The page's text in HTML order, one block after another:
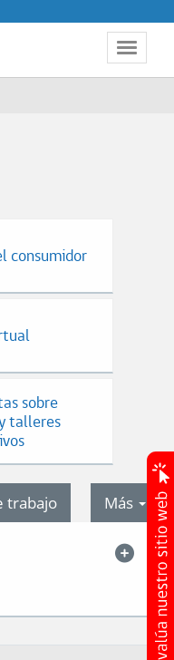
Toggle
consumidor
sobre
talleres
Más
trabajo